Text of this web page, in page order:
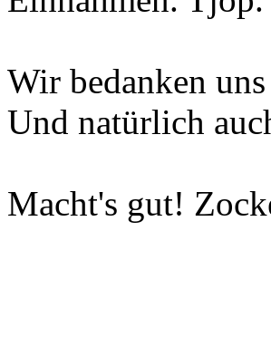
Wir bedanken
Und natürlich
Macht's gut!